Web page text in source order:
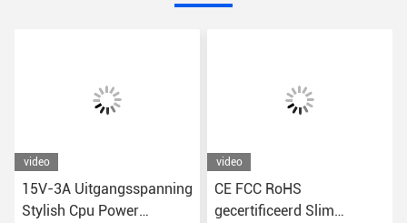
video
15V-3A Uitgangsspanning
Stylish Cpu Power
video
CE FCC RoHS
gecertificeerd Slim